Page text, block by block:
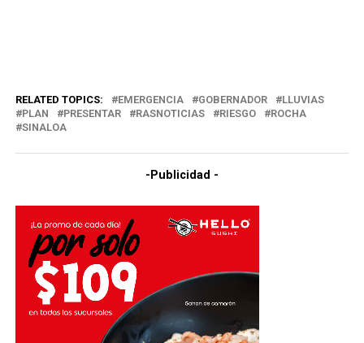
RELATED TOPICS: EMERGENCIA GOBERNADOR
LLUVIAS
PLAN
PRESENTAR RASNOTICIAS RIESGO
ROCHA
SINALOA
-Publicidad -